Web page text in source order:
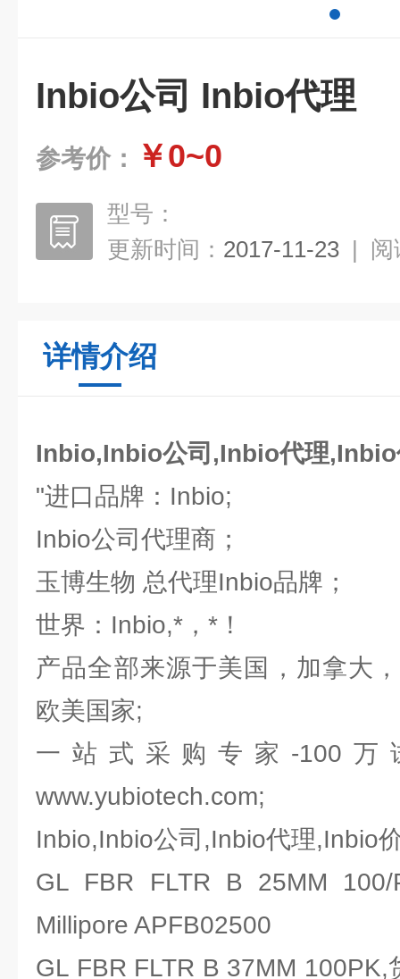
Inbio公司 Inbio代理
参考价： ￥0~0
型号：
更新时间： 2017-11-23 | 阅
详情介绍
Inbio,Inbio公司,Inbio代理,Inbio
"进口品牌：Inbio;
Inbio公司代理商；
玉博生物 总代理Inbio品牌；
世界：Inbio,*，*！
产品全部来源于美国，加拿大
欧美国家;
一站式采购专家-100万
www.yubiotech.com;
Inbio,Inbio公司,Inbio代理,Inbio
GL FBR FLTR B 25MM
Millipore APFB02500
GL FBR FLTR B 37MM 100PK,